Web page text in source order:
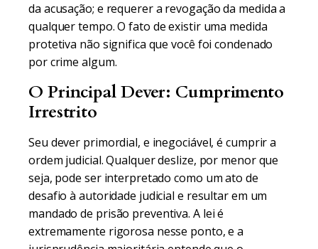
da acusação; e requerer a revogação da medida a
qualquer tempo. O fato de existir uma medida
protetiva não significa que você foi condenado
por crime algum.
O Principal Dever: Cumprimento
Irrestrito
Seu dever primordial, e inegociável, é cumprir a
ordem judicial. Qualquer deslize, por menor que
seja, pode ser interpretado como um ato de
desafio à autoridade judicial e resultar em um
mandado de prisão preventiva. A lei é
extremamente rigorosa nesse ponto, e a